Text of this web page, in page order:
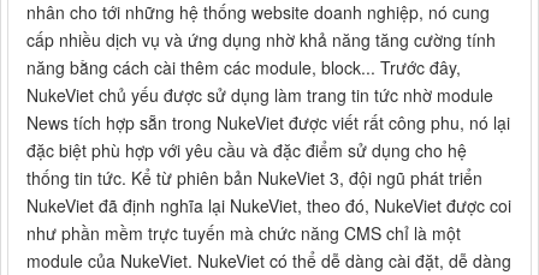
nhân cho tới những hệ thống website doanh nghiệp, nó cung
cấp nhiều dịch vụ và ứng dụng nhờ khả năng tăng cường tính
năng bằng cách cài thêm các module, block... Trước đây,
NukeViet chủ yếu được sử dụng làm trang tin tức nhờ module
News tích hợp sẵn trong NukeViet được viết rất công phu, nó lại
đặc biệt phù hợp với yêu cầu và đặc điểm sử dụng cho hệ
thống tin tức. Kể từ phiên bản NukeViet 3, đội ngũ phát triển
NukeViet đã định nghĩa lại NukeViet, theo đó, NukeViet được coi
như phần mềm trực tuyến mà chức năng CMS chỉ là một
module của NukeViet. NukeViet có thể dễ dàng cài đặt, dễ dàng